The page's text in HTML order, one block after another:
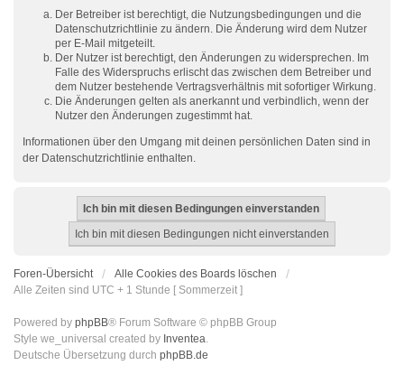
Der Betreiber ist berechtigt, die Nutzungsbedingungen und die
Datenschutzrichtlinie zu ändern. Die Änderung wird dem Nutzer
per E-Mail mitgeteilt.
Der Nutzer ist berechtigt, den Änderungen zu widersprechen. Im
Falle des Widerspruchs erlischt das zwischen dem Betreiber und
dem Nutzer bestehende Vertragsverhältnis mit sofortiger Wirkung.
Die Änderungen gelten als anerkannt und verbindlich, wenn der
Nutzer den Änderungen zugestimmt hat.
Informationen über den Umgang mit deinen persönlichen Daten sind in
der Datenschutzrichtlinie enthalten.
Foren-Übersicht
Alle Cookies des Boards löschen
Alle Zeiten sind UTC + 1 Stunde [ Sommerzeit ]
Powered by phpBB® Forum Software © phpBB Group
Style we_universal created by Inventea.
Deutsche Übersetzung durch phpBB.de